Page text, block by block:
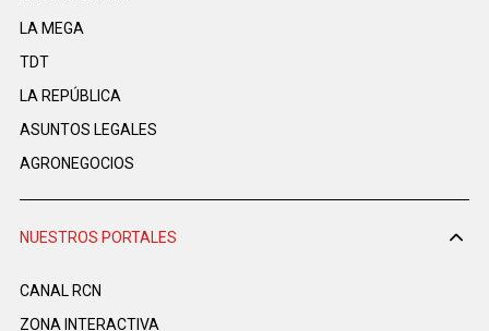
LA MEGA
TDT
LA REPÚBLICA
ASUNTOS LEGALES
AGRONEGOCIOS
NUESTROS PORTALES
CANAL RCN
ZONA INTERACTIVA